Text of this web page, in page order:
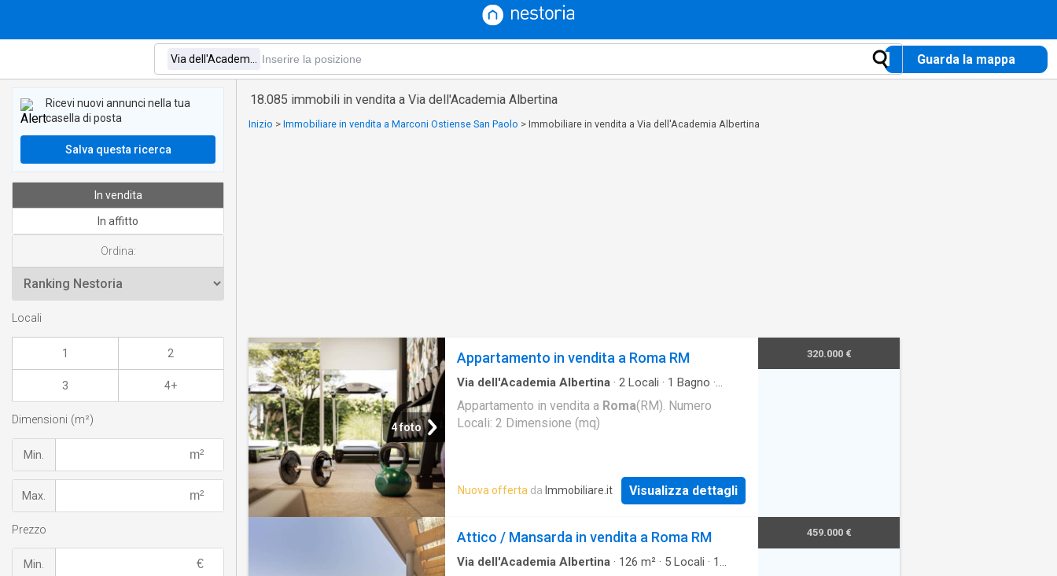
Guarda la mappa
18.085 immobili in vendita a Via dell'Academia Albertina
Inizio > Immobiliare in vendita a Marconi Ostiense San Paolo > Immobiliare in vendita a Via dell'Academia Albertina
4 foto
Appartamento in vendita a Roma RM
Via dell'Academia Albertina · 2 Locali · 1 Bagno ·
Appartamento in vendita a Roma(RM). Numero
Locali: 2 Dimensione (mq)
Nuova offerta da Immobiliare.it Visualizza dettagli
320.000 €
Attico / Mansarda in vendita a Roma RM
Via dell'Academia Albertina · 126 m² · 5 Locali · 1
459.000 €
Ricevi nuovi annunci nella tua
casella di posta
Salva questa ricerca
In vendita
In affitto
Ordina:
Locali
1 2
3 4+
Dimensioni (m²)
Min.
Max.
Prezzo
Min.